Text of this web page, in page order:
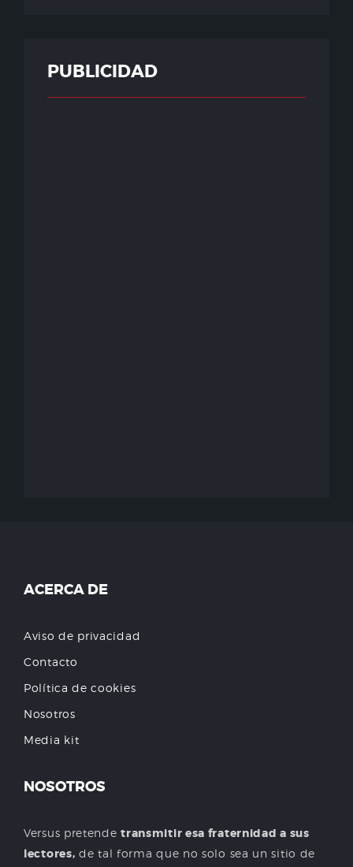
PUBLICIDAD
ACERCA DE
Aviso de privacidad
Contacto
Política de cookies
Nosotros
Media kit
NOSOTROS
Versus pretendetransmitir esa fraternidad a sus
lectores, de tal forma que no solo sea un sitio de